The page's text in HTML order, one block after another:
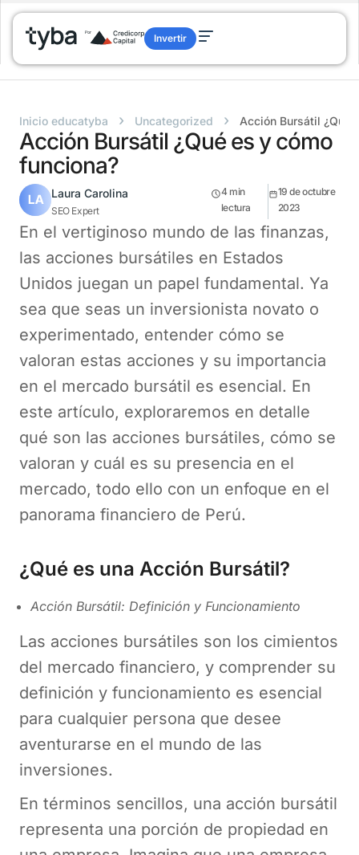
Invertir
Inicio educatyba › Uncategorized › Acción Bursátil ¿Qué
Acción Bursátil ¿Qué es y cómo
funciona?
Laura Carolina
SEO Expert
4 min
lectura
19 de octubre
2023
En el vertiginoso mundo de las finanzas,
las acciones bursátiles en Estados
Unidos juegan un papel fundamental. Ya
sea que seas un inversionista novato o
experimentado, entender cómo se
valoran estas acciones y su importancia
en el mercado bursátil es esencial. En
este artículo, exploraremos en detalle
qué son las acciones bursátiles, cómo se
valoran y cuál es su presencia en el
mercado, todo ello con un enfoque en el
panorama financiero de Perú.
¿Qué es una Acción Bursátil?
Acción Bursátil: Definición y Funcionamiento
Las acciones bursátiles son los cimientos
del mercado financiero, y comprender su
definición y funcionamiento es esencial
para cualquier persona que desee
aventurarse en el mundo de las
inversiones.
En términos sencillos, una acción bursátil
representa una porción de propiedad en